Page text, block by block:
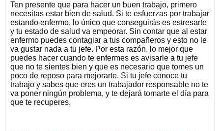
Ten presente que para hacer un buen trabajo, primero
necesitas estar bien de salud. Si te esfuerzas por trabajar
estando enfermo, lo único que conseguirás es estresarte
y tu estado de salud va empeorar. Sin contar que al estar
enfermo puedes contagiar a tus compañeros y esto no le
va gustar nada a tu jefe. Por esta razón, lo mejor que
puedes hacer cuando te enfermes es avisarle a tu jefe
que no te sientes bien y que es necesario que tomes un
poco de reposo para mejorarte. Si tu jefe conoce tu
trabajo y sabes que eres un trabajador responsable no te
va poner ningún problema, y te dejará tomarte el día para
que te recuperes.